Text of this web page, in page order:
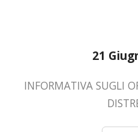
21
INFORMATIVA SUGLI